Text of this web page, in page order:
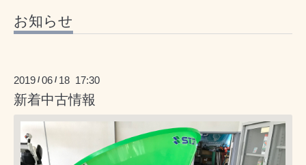
お知らせ
2019 /06 / 18 17:30
新着中古情報